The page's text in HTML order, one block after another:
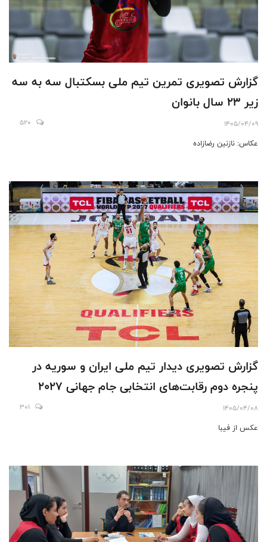
گزارش تصویری تمرین تیم ملی بسکتبال سه به سه
زیر ۲۳ سال بانوان
1405/04/09
520
عکاس: نازنین رضازاده
گزارش تصویری دیدار تیم ملی ایران و سوریه در
پنجره دوم رقابت‌های انتخابی جام جهانی ۲۰۲۷
1405/04/08
301
عکس از فیبا